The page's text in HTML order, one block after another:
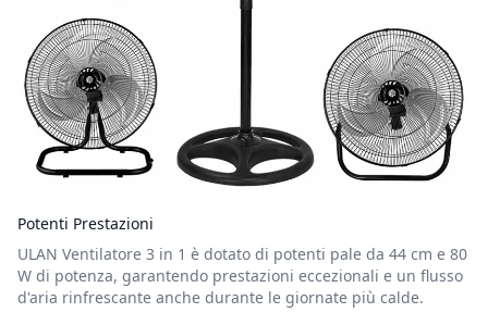
Potenti Prestazioni
ULAN Ventilatore 3 in 1 è dotato di potenti pale da 44 cm e 80
W di potenza, garantendo prestazioni eccezionali e un flusso
d'aria rinfrescante anche durante le giornate più calde.